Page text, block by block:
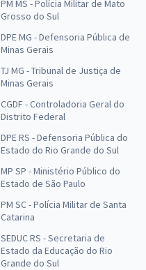
PM MS - Polícia Militar de Mato
Grosso do Sul
DPE MG - Defensoria Pública de
Minas Gerais
TJ MG - Tribunal de Justiça de
Minas Gerais
CGDF - Controladoria Geral do
Distrito Federal
DPE RS - Defensoria Pública do
Estado do Rio Grande do Sul
MP SP - Ministério Público do
Estado de São Paulo
PM SC - Polícia Militar de Santa
Catarina
SEDUC RS - Secretaria de
Estado da Educação do Rio
Grande do Sul